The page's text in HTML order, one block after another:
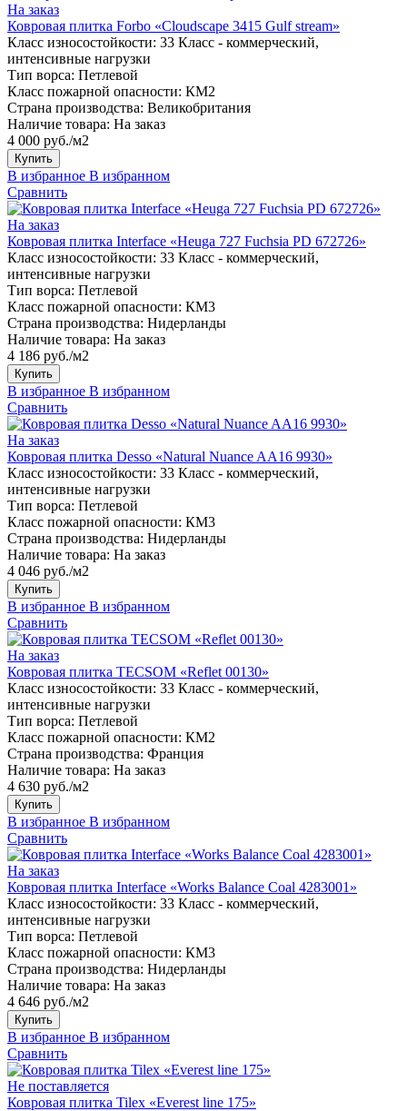
На заказ
Ковровая плитка Forbo «Cloudscape 3415 Gulf stream»
Класс износостойкости: 33 Класс - коммерческий,
интенсивные нагрузки
Тип ворса: Петлевой
Класс пожарной опасности: КМ2
Страна производства: Великобритания
Наличие товара: На заказ
4 000 руб./м2
Купить
В избранное В избранном
Сравнить
На заказ
Ковровая плитка Interface «Heuga 727 Fuchsia PD 672726»
Класс износостойкости: 33 Класс - коммерческий,
интенсивные нагрузки
Тип ворса: Петлевой
Класс пожарной опасности: КМ3
Страна производства: Нидерланды
Наличие товара: На заказ
4 186 руб./м2
Купить
В избранное В избранном
Сравнить
На заказ
Ковровая плитка Desso «Natural Nuance AA16 9930»
Класс износостойкости: 33 Класс - коммерческий,
интенсивные нагрузки
Тип ворса: Петлевой
Класс пожарной опасности: КМ3
Страна производства: Нидерланды
Наличие товара: На заказ
4 046 руб./м2
Купить
В избранное В избранном
Сравнить
На заказ
Ковровая плитка TECSOM «Reflet 00130»
Класс износостойкости: 33 Класс - коммерческий,
интенсивные нагрузки
Тип ворса: Петлевой
Класс пожарной опасности: КМ2
Страна производства: Франция
Наличие товара: На заказ
4 630 руб./м2
Купить
В избранное В избранном
Сравнить
На заказ
Ковровая плитка Interface «Works Balance Coal 4283001»
Класс износостойкости: 33 Класс - коммерческий,
интенсивные нагрузки
Тип ворса: Петлевой
Класс пожарной опасности: КМ3
Страна производства: Нидерланды
Наличие товара: На заказ
4 646 руб./м2
Купить
В избранное В избранном
Сравнить
Не поставляется
Ковровая плитка Tilex «Everest line 175»